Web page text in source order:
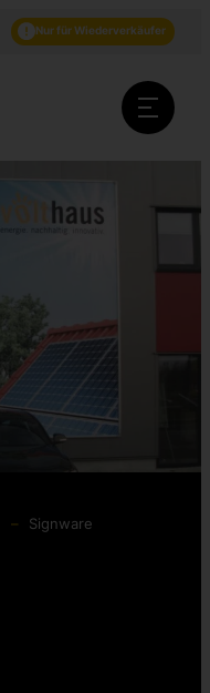
Nur für Wiederverkäufer
– Signware